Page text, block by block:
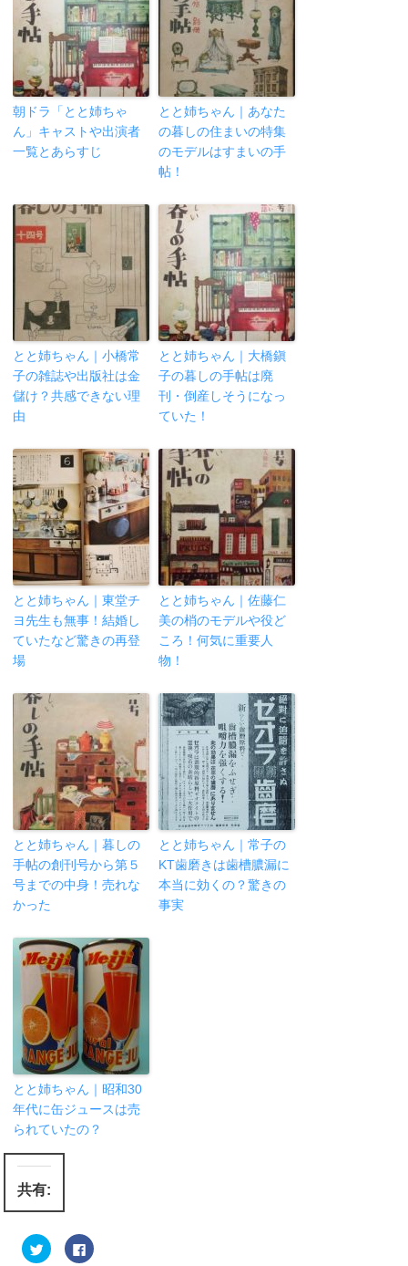
朝ドラ「とと姉ちゃ
ん」キャストや出演者
一覧とあらすじ
とと姉ちゃん｜あなた
の暮しの住まいの特集
のモデルはすまいの手
帖！
とと姉ちゃん｜小橋常
子の雑誌や出版社は金
儲け？共感できない理
由
とと姉ちゃん｜大橋鎭
子の暮しの手帖は廃
刊・倒産しそうになっ
ていた！
とと姉ちゃん｜東堂チ
ヨ先生も無事！結婚し
ていたなど驚きの再登
場
とと姉ちゃん｜佐藤仁
美の梢のモデルや役ど
ころ！何気に重要人
物！
とと姉ちゃん｜暮しの
手帖の創刊号から第５
号までの中身！売れな
かった
とと姉ちゃん｜常子の
KT歯磨きは歯槽膿漏に
本当に効くの？驚きの
事実
とと姉ちゃん｜昭和30
年代に缶ジュースは売
られていたの？
共有:
ク
リ
F
a